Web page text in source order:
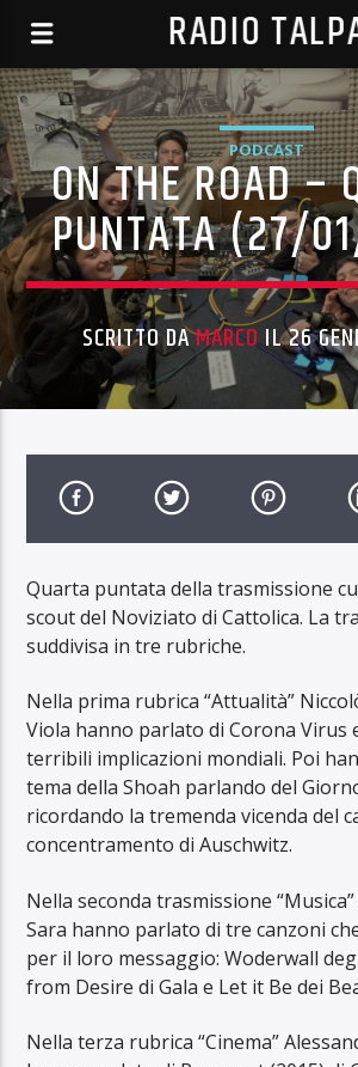
RADIO
PODCAST
ON THE ROAD –
PUNTATA (27/
SCRITTO DAMARCOIL 26
Quarta puntata della trasmissione
scout del Noviziato di Cattolica. La
suddivisa in tre rubriche.
Nella prima rubrica “Attualità”
Viola hanno parlato di Corona Virus
terribili implicazioni mondiali. Poi
tema della Shoah parlando del
ricordando la tremenda vicenda del
concentramento di Auschwitz.
Nella seconda trasmissione
Sara hanno parlato di tre canzoni
per il loro messaggio: Woderwall
from Desire di Gala e Let it Be dei
Nella terza rubrica “Cinema”